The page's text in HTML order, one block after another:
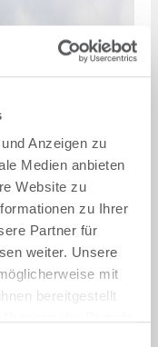
Anzeigen zu
Medien anbieten
Website zu
zu Ihrer
Partner für
weiter. Unsere
mit
bereitgestellt
auch ohne